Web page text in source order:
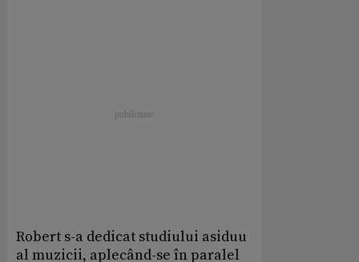
Robert s-a dedicat studiului asiduu
al muzicii, aplecând-se în paralel